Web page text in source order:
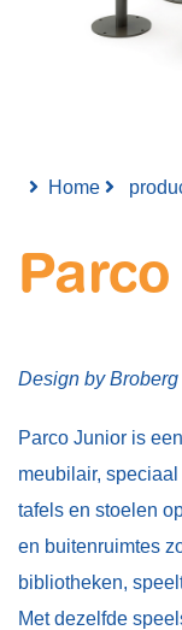
Home
Design by
Parco Junior is
meubilair,
tafels en stoelen
en buitenruimtes
bibliotheken,
Met dezelfde